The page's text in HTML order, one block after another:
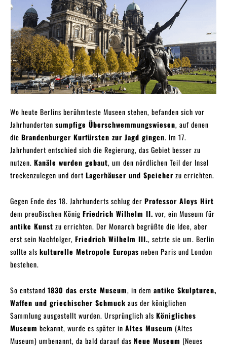
Wo heute Berlins berühmteste Museen stehen, befanden sich vor
Jahrhunderten sumpfige Überschwemmungswiesen, auf denen
die Brandenburger Kurfürsten zur Jagd gingen. Im 17.
Jahrhundert entschied sich die Regierung, das Gebiet besser zu
nutzen. Kanäle wurden gebaut, um den nördlichen Teil der Insel
trockenzulegen und dort Lagerhäuser und Speicherzu errichten.
Gegen Ende des 18. Jahrhunderts schlug der Professor Aloys Hirt
dem preußischen KönigFriedrich Wilhelm II. vor, ein Museum für
antike Kunst zu errichten. Der Monarch begrüßte die Idee, aber
erst sein Nachfolger, Friedrich Wilhelm III., setzte sie um. Berlin
sollte als kulturelle Metropole Europas neben Paris und London
bestehen.
So entstand 1830 das erste Museum, in dem antike Skulpturen,
Waffen und griechischer Schmuck aus der königlichen
Sammlung ausgestellt wurden. Ursprünglich als Königliches
Museum bekannt, wurde es später in Altes Museum (Altes
Museum) umbenannt, da bald darauf das Neue Museum (Neues